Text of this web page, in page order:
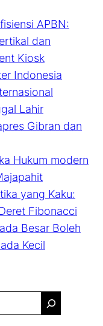
APBN:
dan
Kiosk
Indonesia
Lahir
Gibran dan
Hukum modern
yang Kaku:
Fibonacci
Besar Boleh
Kecil